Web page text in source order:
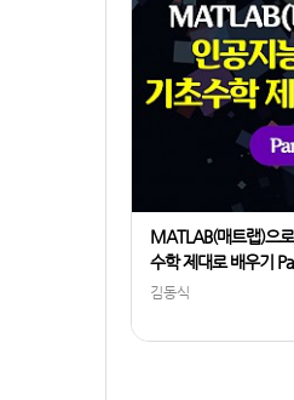
MATLAB(매트랩)으
수학 제대로 배우기
김동식